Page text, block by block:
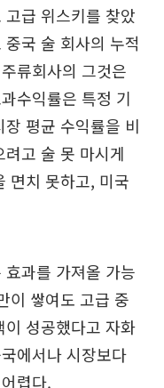
급 위스키를 찾았
국 술 회사의 누적
류회사의 그것은
수익률은 특정 기
평균 수익률을 비
고 술 못 마시게
면치 못하고, 미국
과를 가져올 가능
이 쌓여도 고급 중
성공했다고 자화
에서나 시장보다
렵다.